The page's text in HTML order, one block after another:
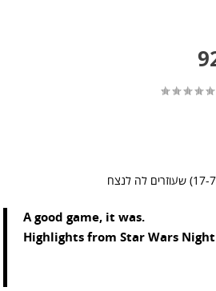
A good game, it was.
Highlights from Star Wars Night